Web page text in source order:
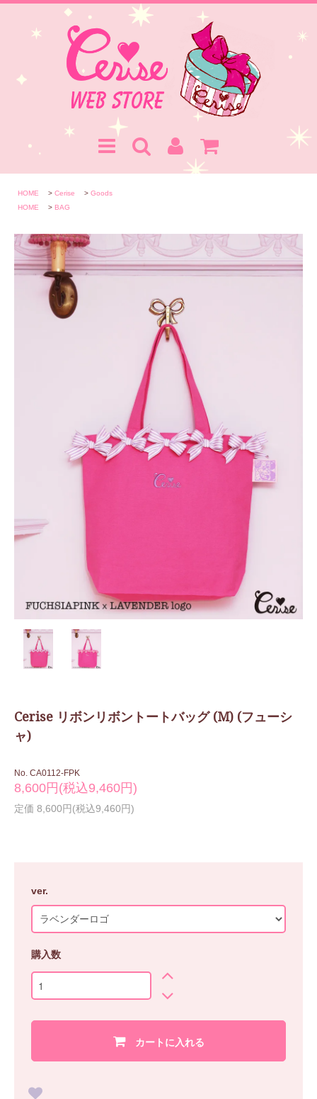
HOME > Cerise > Goods
HOME
> BAG
Cerise リボンリボントートバッグ (M) (フューシ
ャ)
No. CA0112-FPK
8,600円(税込9,460円)
定価 8,600円(税込9,460円)
ver.
購入数
カートに入れる